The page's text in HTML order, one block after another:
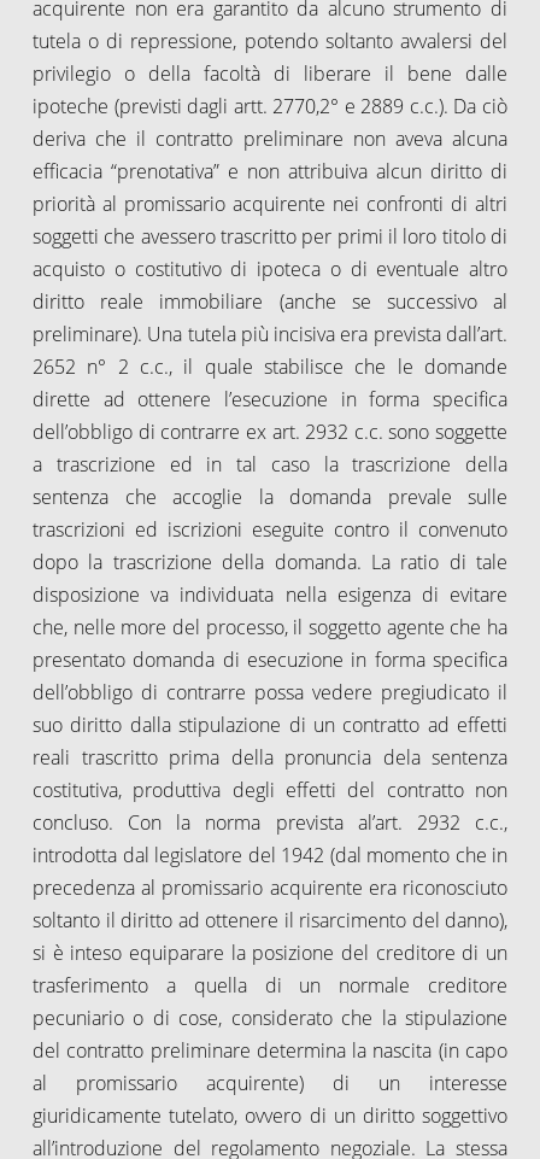
acquirente non era garantito da alcuno strumento di
tutela o di repressione, potendo soltanto avvalersi del
privilegio o della facoltà di liberare il bene dalle
ipoteche (previsti dagli artt. 2770,2° e 2889 c.c.). Da ciò
deriva che il contratto preliminare non aveva alcuna
efficacia “prenotativa” e non attribuiva alcun diritto di
priorità al promissario acquirente nei confronti di altri
soggetti che avessero trascritto per primi il loro titolo di
acquisto o costitutivo di ipoteca o di eventuale altro
diritto reale immobiliare (anche se successivo al
preliminare). Una tutela più incisiva era prevista dall’art.
2652 n° 2 c.c., il quale stabilisce che le domande
dirette ad ottenere l’esecuzione in forma specifica
dell’obbligo di contrarre ex art. 2932 c.c. sono soggette
a trascrizione ed in tal caso la trascrizione della
sentenza che accoglie la domanda prevale sulle
trascrizioni ed iscrizioni eseguite contro il convenuto
dopo la trascrizione della domanda. La ratio di tale
disposizione va individuata nella esigenza di evitare
che, nelle more del processo, il soggetto agente che ha
presentato domanda di esecuzione in forma specifica
dell’obbligo di contrarre possa vedere pregiudicato il
suo diritto dalla stipulazione di un contratto ad effetti
reali trascritto prima della pronuncia dela sentenza
costitutiva, produttiva degli effetti del contratto non
concluso. Con la norma prevista al’art. 2932 c.c.,
introdotta dal legislatore del 1942 (dal momento che in
precedenza al promissario acquirente era riconosciuto
soltanto il diritto ad ottenere il risarcimento del danno),
si è inteso equiparare la posizione del creditore di un
trasferimento a quella di un normale creditore
pecuniario o di cose, considerato che la stipulazione
del contratto preliminare determina la nascita (in capo
al promissario acquirente) di un interesse
giuridicamente tutelato, ovvero di un diritto soggettivo
all’introduzione del regolamento negoziale. La stessa